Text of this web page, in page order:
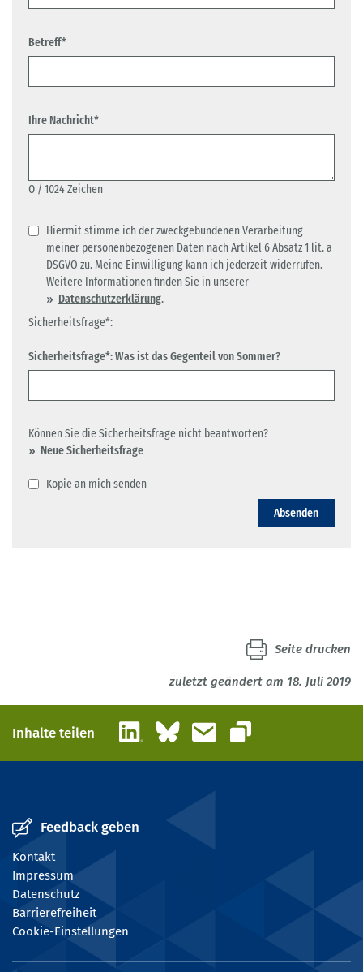
Betreff*
Ihre Nachricht*
0 / 1024 Zeichen
Hiermit stimme ich der zweckgebundenen Verarbeitung
meiner personenbezogenen Daten nach Artikel 6 Absatz 1 lit. a
DSGVO zu. Meine Einwilligung kann ich jederzeit widerrufen.
Weitere Informationen finden Sie in unserer
Datenschutzerklärung.
Sicherheitsfrage*:
Sicherheitsfrage*: Was ist das Gegenteil von Sommer?
Können Sie die Sicherheitsfrage nicht beantworten?
Neue Sicherheitsfrage
Kopie an mich senden
Absenden
zuletzt geändert am 18. Juli 2019
Seite drucken
Inhalte teilen LinkedInBlueskyE-Mail
Link kopieren
Feedback geben
Kontakt
Impressum
Datenschutz
Barrierefreiheit
Cookie-Einstellungen